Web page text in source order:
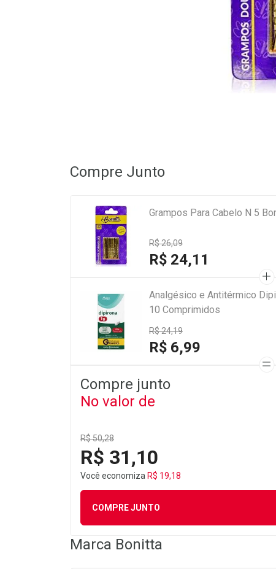
Compre Junto
Grampos Para Cabelo N 5
R$ 26,09
R$ 24,11
Analgésico e Antitérmico
10 Comprimidos
R$ 24,19
R$ 6,99
Compre junto
No valor de
R$ 50,28
R$ 31,10
Você economiza R$ 19,18
COMPRE JUNTO
Marca Bonitta